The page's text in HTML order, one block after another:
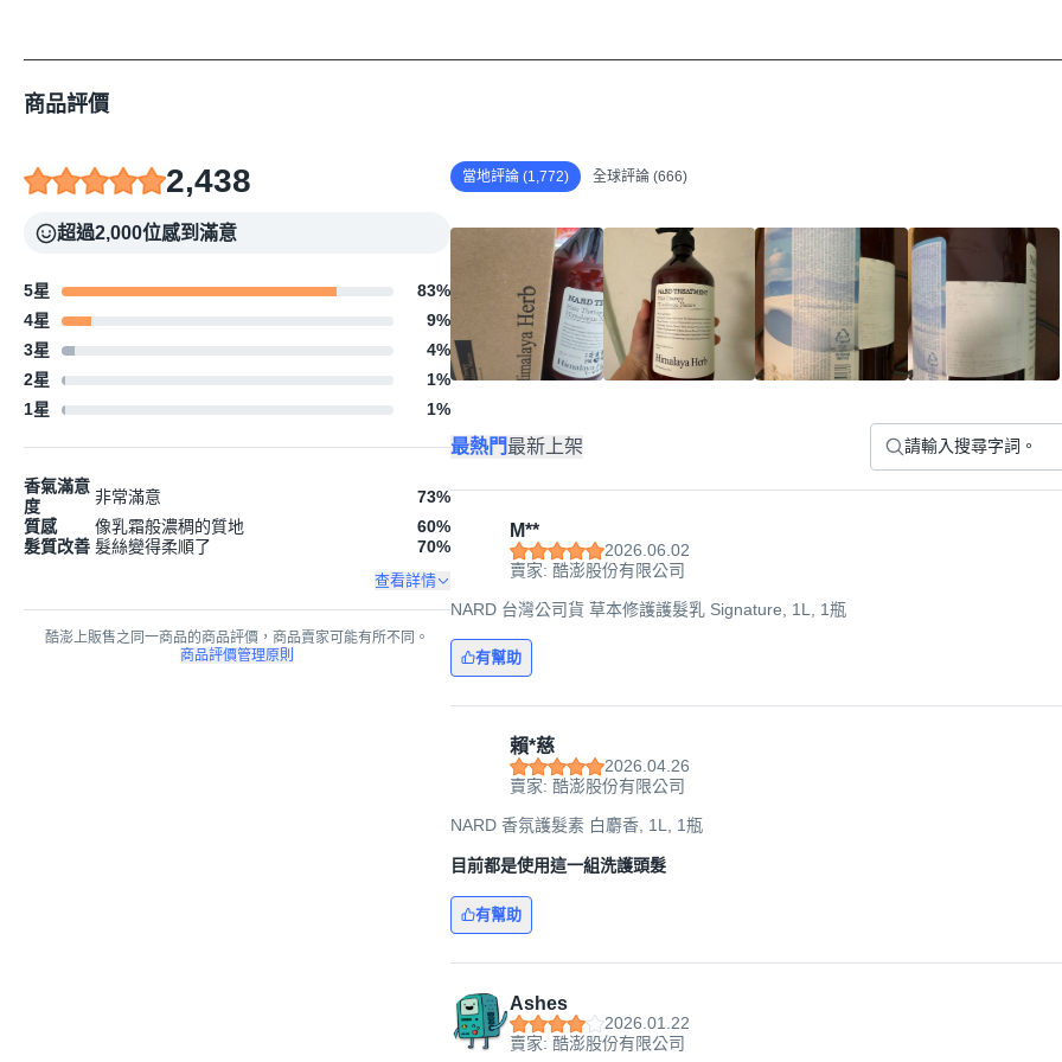
商品評價
2,438
超過2,000位感到滿意
5星 83%
4星
9%
3星
4%
2星
1%
1星
1%
香氣滿意
度
非常滿意 73%
質感
像乳霜般濃稠的質地 60%
髮質改善 髮絲變得柔順了 70%
查看詳情
酷澎上販售之同一商品的商品評價，商品賣家可能有所不同。
商品評價管理原則
當地評論 (1,772) 全球評論 (666)
最熱門最新上架
M**
2026.06.02
賣家: 酷澎股份有限公司
NARD 台灣公司貨 草本修護護髮乳 Signature, 1L, 1瓶
有幫助
賴*慈
2026.04.26
賣家: 酷澎股份有限公司
NARD 香氛護髮素 白麝香, 1L, 1瓶
目前都是使用這一組洗護頭髮
有幫助
Ashes
2026.01.22
賣家: 酷澎股份有限公司